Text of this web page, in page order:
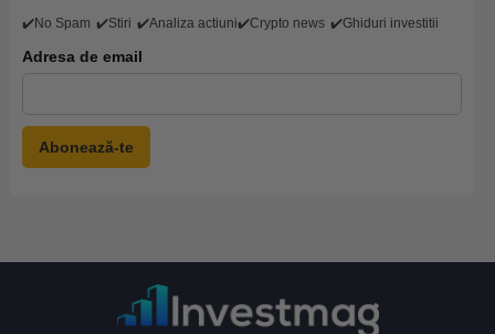
✔️No Spam ✔️Stiri ✔️Analiza actiuni✔️Crypto news ✔️Ghiduri investitii
Adresa de email